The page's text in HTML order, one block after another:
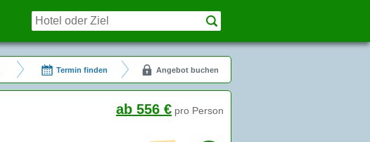
Termin finden Angebot buchen
ab 556 € pro Person